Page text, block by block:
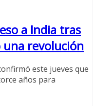
a India tras
una revolución
este jueves que
años para